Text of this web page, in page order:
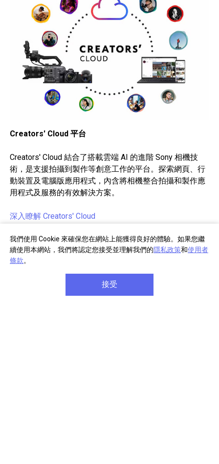
我們使用 Cookie 來確保您在網站上能獲得良好的體驗。如果您繼
續使用本網站，我們將認定您接受並理解我們的隱私政策和使用者
條款。
接受
Creators' Cloud 平台
Creators' Cloud 結合了搭載雲端 AI 的進階 Sony 相機技
術，是支援拍攝到製作等創意工作的平台。探索網頁、行
動裝置及電腦版應用程式，內含將相機整合拍攝和製作應
用程式及服務的有效解決方案。
深入瞭解 Creators' Cloud